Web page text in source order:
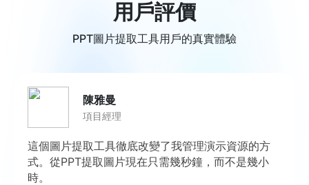
用戶評價
PPT圖片提取工具用戶的真實體驗
陳雅曼
項目經理
這個圖片提取工具徹底改變了我管理演示資源的方
式。從PPT提取圖片現在只需幾秒鐘，而不是幾小
時。